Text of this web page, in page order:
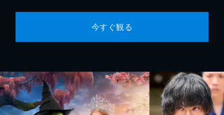
今すぐ観る